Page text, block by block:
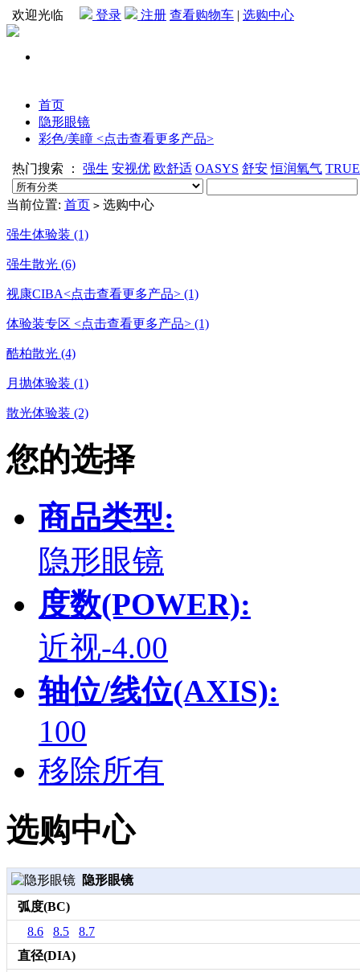
欢迎光临 登录 注册 查看购物车 | 选购中心
首页
隐形眼镜
彩色/美瞳 <点击查看更多产品>
热门搜索 ： 强生 安视优 欧舒适 OASYS 舒安 恒润氧气
当前位置: 首页 > 选购中心
强生体验装 (1)
强生散光 (6)
视康CIBA<点击查看更多产品> (1)
体验装专区 <点击查看更多产品> (1)
酷柏散光 (4)
月抛体验装 (1)
散光体验装 (2)
您的选择
商品类型:
隐形眼镜
度数(POWER):
近视-4.00
轴位/线位(AXIS):
100
移除所有
选购中心
隐形眼镜
弧度(BC)
8.6
8.5
8.7
直径(DIA)